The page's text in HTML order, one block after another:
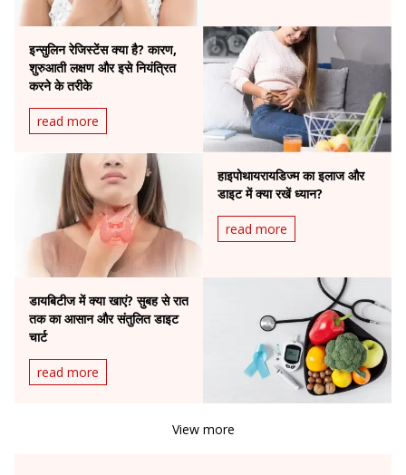
इन्सुलिन रेजिस्टेंस क्या है? कारण,
शुरुआती लक्षण और इसे नियंत्रित
करने के तरीके
read more
हाइपोथायरायडिज्म का इलाज और
डाइट में क्या रखें ध्यान?
read more
डायबिटीज में क्या खाएं? सुबह से रात
तक का आसान और संतुलित डाइट
चार्ट
read more
View more